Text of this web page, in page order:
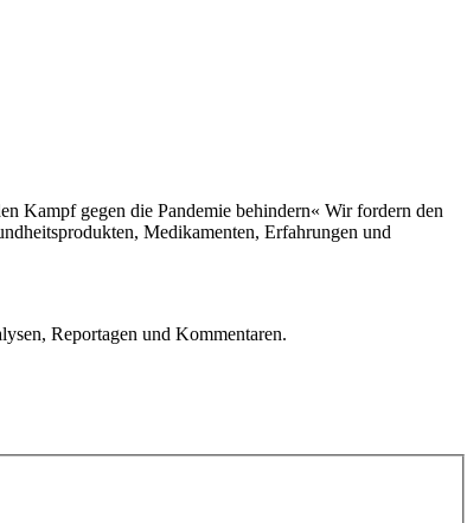
Kampf gegen die Pandemie behindern« Wir fordern den
Medikamenten, Erfahrungen und
Reportagen und Kommentaren.